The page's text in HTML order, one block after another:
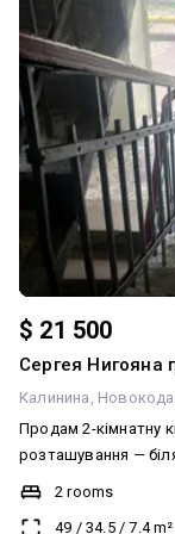
$ 21 500
Сергея Нигояна
Калинина
Продам 2-кімнатну
розташування —
будинок
шумоізоляція. ✔ 2-
2 rooms
49 / 34.5/7.4m²